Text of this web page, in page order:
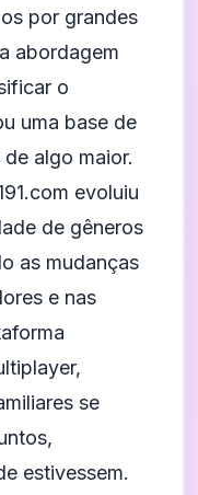
por grandes
abordagem
o
uma base de
algo maior.
evoluiu
de gêneros
as mudanças
e nas
se
estivessem.